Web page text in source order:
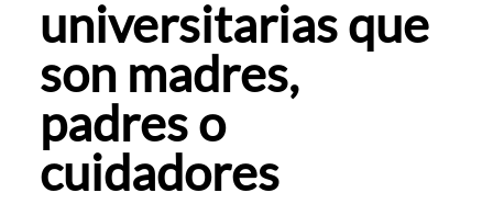
universitarias que
son madres,
padres o
cuidadores